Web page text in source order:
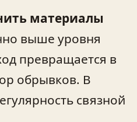
материалы
выше уровня
превращается в
обрывков. В
связной